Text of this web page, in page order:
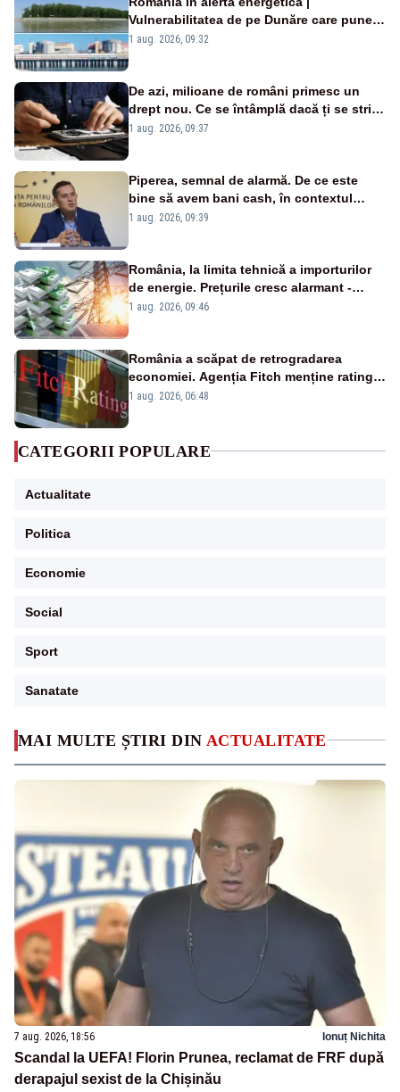
MAI MULTE ȘTIRI DIN ACTUALITATE
7 aug. 2026, 18:56 Ionuț Nichita
Scandal la UEFA! Florin Prunea, reclamat de FRF după
derapajul sexist de la Chișinău
Vulnerabilitatea de pe Dunăre care pune
în pericol Centrala Cernavodă era
1 aug. 2026, 09:32
De azi, milioane de români primesc un
drept nou. Ce se întâmplă dacă ți se strică
un produs
1 aug. 2026, 09:37
Piperea, semnal de alarmă. De ce este
bine să avem bani cash, în contextul
alertei energetice?
1 aug. 2026, 09:39
România, la limita tehnică a importurilor
de energie. Prețurile cresc alarmant -
Analiză Realitatea Plus
1 aug. 2026, 09:46
România a scăpat de retrogradarea
economiei. Agenția Fitch menține ratingul
„BBB-” cu perspectivă negativă
1 aug. 2026, 06:48
CATEGORII POPULARE
Actualitate
Politica
Economie
Social
Sport
Sanatate